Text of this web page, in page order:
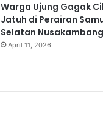
Warga Ujung Gagak
Jatuh di Perairan
Selatan
April 11, 2026